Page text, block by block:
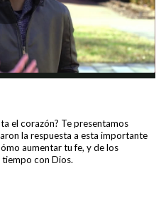
el corazón? Te presentamos
la respuesta a esta importante
aumentar tu fe, y de los
con Dios.